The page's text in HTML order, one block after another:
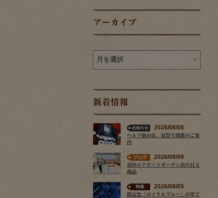
アーカイブ
新着情報
2026/08/06
ヘルツ仙台店、夏祭り開催のご案
内
2026/08/06
羽田エアポートガーデン店の目玉
商品
2026/08/05
限定色「ロイヤルブルー」の革で